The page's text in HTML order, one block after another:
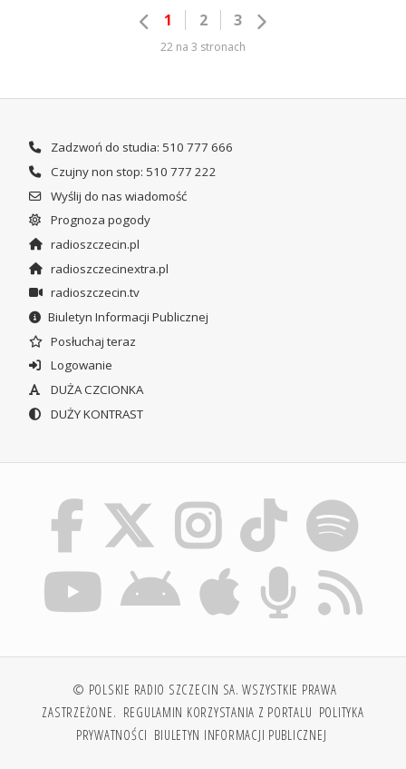
1 2 3
22 na 3 stronach
Zadzwoń do studia: 510 777 666
Czujny non stop: 510 777 222
Wyślij do nas wiadomość
Prognoza pogody
radioszczecin.pl
radioszczecinextra.pl
radioszczecin.tv
Biuletyn Informacji Publicznej
Posłuchaj teraz
Logowanie
DUŻA CZCIONKA
DUŻY KONTRAST
© POLSKIE RADIO SZCZECIN SA. WSZYSTKIE PRAWA
ZASTRZEŻONE. REGULAMIN KORZYSTANIA Z PORTALU POLITYKA
PRYWATNOŚCI BIULETYN INFORMACJI PUBLICZNEJ